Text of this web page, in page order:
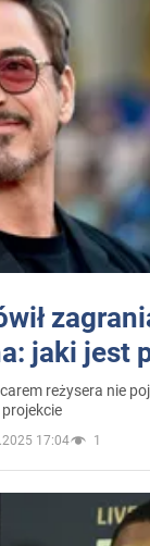
jaki jest
reżysera nie
17:04 1